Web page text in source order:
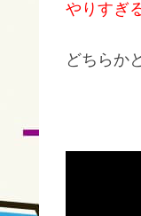
やりすぎ
どちらか